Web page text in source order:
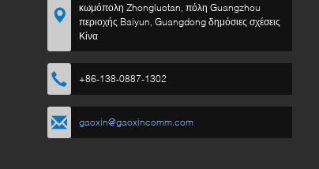
κωμόπολη Zhongluotan, πόλη Guangzhou
περιοχής Baiyun, Guangdong δημόσιες σχέσεις
Κίνα
+86-138-0887-1302
gaoxin@gaoxincomm.com